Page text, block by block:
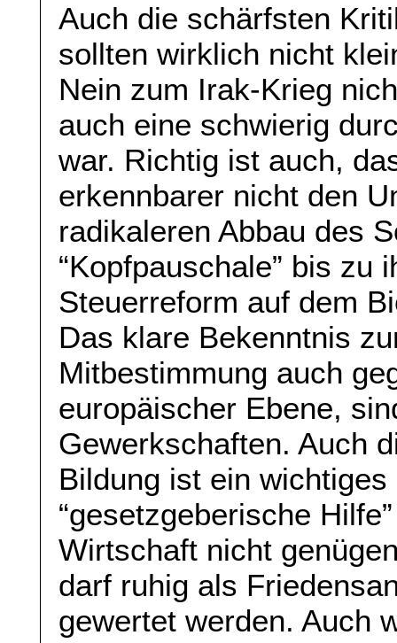
Auch die schärfsten
sollten wirklich nicht
Nein zum Irak-Krieg
auch eine schwierig
war. Richtig ist auch,
erkennbarer nicht den
radikaleren Abbau des
“Kopfpauschale” bis zu
Steuerreform auf dem
Das klare Bekenntnis
Mitbestimmung auch
europäischer Ebene,
Gewerkschaften. Auch
Bildung ist ein
“gesetzgeberische
Wirtschaft nicht
darf ruhig als
gewertet werden. Auch